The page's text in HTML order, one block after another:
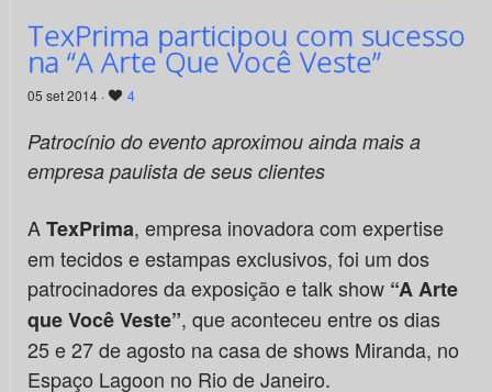
TexPrima participou com sucesso
na “A Arte Que Você Veste”
05 set 2014 · 4
Patrocínio do evento aproximou ainda mais a
empresa paulista de seus clientes
ATexPrima, empresa inovadora com expertise
em tecidos e estampas exclusivos, foi um dos
patrocinadores da exposição e talk show “A Arte
que Você Veste”, que aconteceu entre os dias
25 e 27 de agosto na casa de shows Miranda, no
Espaço Lagoon no Rio de Janeiro.